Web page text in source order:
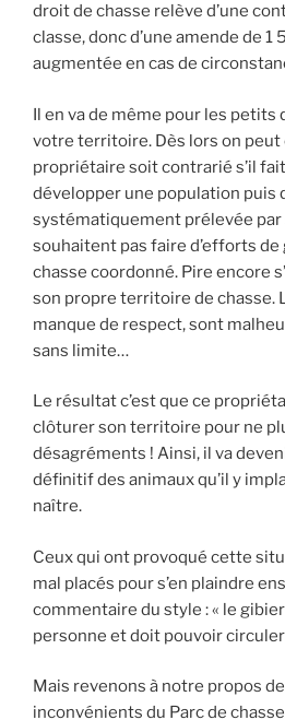
droit de chasse relève d’une
classe, donc d’une amende de
augmentée en cas de
Il en va de même pour les petits
votre territoire. Dès lors on peut
propriétaire soit contrarié s’il
développer une population puis
systématiquement prélevée par
souhaitent pas faire d’efforts de
chasse coordonné. Pire encore
son propre territoire de chasse.
manque de respect, sont
sans limite…
Le résultat c’est que ce
clôturer son territoire pour ne
désagréments ! Ainsi, il va
définitif des animaux qu’il y
naître.
Ceux qui ont provoqué cette
mal placés pour s’en plaindre
commentaire du style : « le
personne et doit pouvoir
Mais revenons à notre propos
inconvénients du Parc de